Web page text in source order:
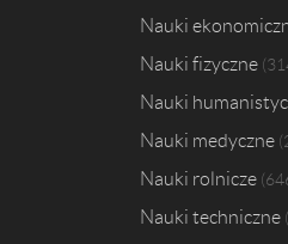
Nauki
Nauki fizyczne
Nauki
Nauki medyczne
Nauki rolnicze
Nauki techniczne